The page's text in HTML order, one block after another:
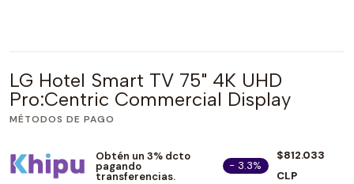
LG Hotel Smart TV 75" 4K UHD
Pro:Centric Commercial Display
MÉTODOS DE PAGO
Obtén un 3% dcto
pagando
transferencias.
- 3.3%
$812.033
CLP